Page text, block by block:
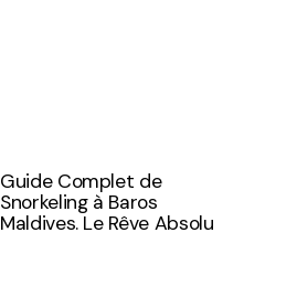
Guide Complet de
Snorkeling à Baros
Maldives. Le Rêve Absolu